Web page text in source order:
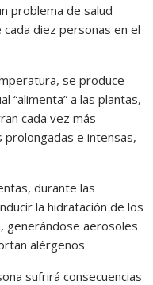
problema de salud
diez personas en el
se produce
“alimenta” a las plantas,
cada vez más
prolongadas e intensas,
durante las
la hidratación de los
generándose aerosoles
alérgenos
sufrirá consecuencias